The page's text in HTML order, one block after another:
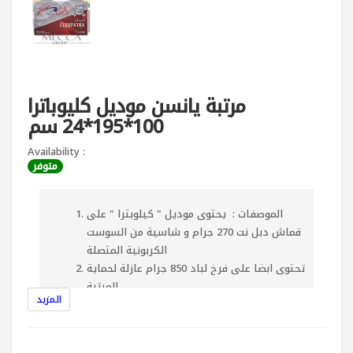
مرتبة يانسن موديل كليوباترا
100*195*24 سم
Availability :
متوفر
الموصفات : يحتوى موديل " كيلوبترا " على
قماش دبل نت 270 جرام و شاسية من السوست
تحتوى ابضا على فرخ لباد 850 جرام عازلة لحماية
المزيد